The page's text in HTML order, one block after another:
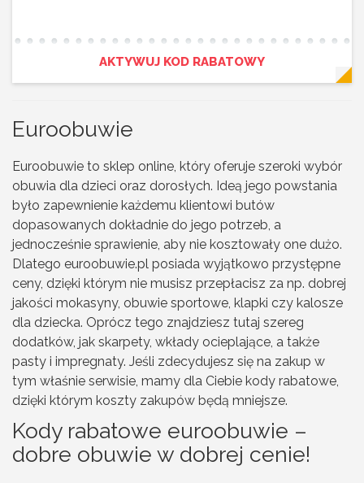
AKTYWUJ KOD RABATOWY
Euroobuwie
Euroobuwie to sklep online, który oferuje szeroki wybór
obuwia dla dzieci oraz dorosłych. Ideą jego powstania
było zapewnienie każdemu klientowi butów
dopasowanych dokładnie do jego potrzeb, a
jednocześnie sprawienie, aby nie kosztowały one dużo.
Dlatego euroobuwie.pl posiada wyjątkowo przystępne
ceny, dzięki którym nie musisz przepłacisz za np. dobrej
jakości mokasyny, obuwie sportowe, klapki czy kalosze
dla dziecka. Oprócz tego znajdziesz tutaj szereg
dodatków, jak skarpety, wkłady ocieplające, a także
pasty i impregnaty. Jeśli zdecydujesz się na zakup w
tym właśnie serwisie, mamy dla Ciebie kody rabatowe,
dzięki którym koszty zakupów będą mniejsze.
Kody rabatowe euroobuwie –
dobre obuwie w dobrej cenie!